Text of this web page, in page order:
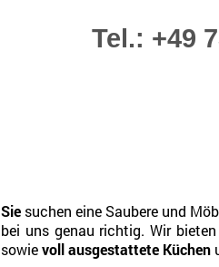
​Tel.: +49
Sie suchen eine Saubere und
bei uns genau richtig. Wir
sowievoll ausgestattete Küchen